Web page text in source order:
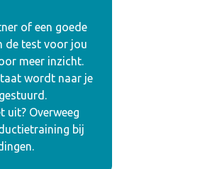
of een goede
de test voor jou
meer inzicht.
wordt naar je
uit? Overweeg
bij